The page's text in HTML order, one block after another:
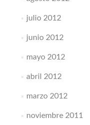
julio 2012
junio 2012
mayo 2012
abril 2012
marzo 2012
noviembre 2011